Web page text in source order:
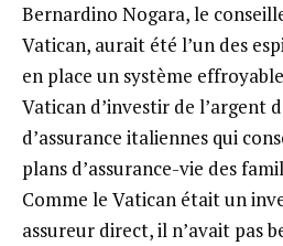
Bernardino Nogara, le
Vatican, aurait été l’un des
en place un système
Vatican d’investir de l’argent
d’assurance italiennes qui
plans d’assurance-vie des
Comme le Vatican était un
assureur direct, il n’avait pas